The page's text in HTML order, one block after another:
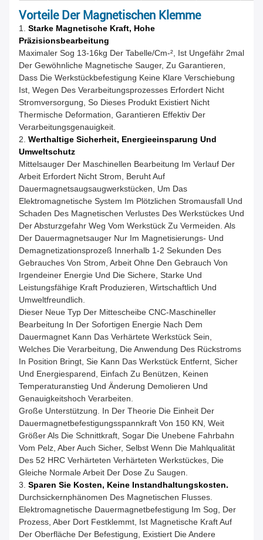
Vorteile Der Magnetischen Klemme
1. Starke Magnetische Kraft, Hohe
Präzisionsbearbeitung
Maximaler Sog 13-16kg Der Tabelle/cm-², Ist Ungefähr 2mal
Der Gewöhnliche Magnetische Sauger, Zu Garantieren,
Dass Die Werkstückbefestigung Keine Klare Verschiebung
Ist, Wegen Des Verarbeitungsprozesses Erfordert Nicht
Stromversorgung, So Dieses Produkt Existiert Nicht
Thermische Deformation, Garantieren Effektiv Der
Verarbeitungsgenauigkeit.
2. Werthaltige Sicherheit, Energieeinsparung Und
Umweltschutz
Mittelsauger Der Maschinellen Bearbeitung Im Verlauf Der
Arbeit Erfordert Nicht Strom, Beruht Auf
Dauermagnetsaugsaugwerkstücken, Um Das
Elektromagnetische System Im Plötzlichen Stromausfall Und
Schaden Des Magnetischen Verlustes Des Werkstückes Und
Der Absturzgefahr Weg Vom Werkstück Zu Vermeiden. Als
Der Dauermagnetsauger Nur Im Magnetisierungs- Und
Demagnetizationsprozeß Innerhalb 1-2 Sekunden Des
Gebrauches Von Strom, Arbeit Ohne Den Gebrauch Von
Irgendeiner Energie Und Die Sichere, Starke Und
Leistungsfähige Kraft Produzieren, Wirtschaftlich Und
Umweltfreundlich.
Dieser Neue Typ Der Mittescheibe CNC-Maschineller
Bearbeitung In Der Sofortigen Energie Nach Dem
Dauermagnet Kann Das Verhärtete Werkstück Sein,
Welches Die Verarbeitung, Die Anwendung Des Rückstroms
In Position Bringt, Sie Kann Das Werkstück Entfernt, Sicher
Und Energiesparend, Einfach Zu Benützen, Keinen
Temperaturanstieg Und Änderung Demolieren Und
Genauigkeitshoch Verarbeiten.
Große Unterstützung. In Der Theorie Die Einheit Der
Dauermagnetbefestigungsspannkraft Von 150 KN, Weit
Größer Als Die Schnittkraft, Sogar Die Unebene Fahrbahn
Vom Pelz, Aber Auch Sicher, Selbst Wenn Die Mahlqualität
Des 52 HRC Verhärteten Verhärteten Werkstückes, Die
Gleiche Normale Arbeit Der Dose Zu Saugen.
3. Sparen Sie Kosten, Keine Instandhaltungskosten.
Durchsickernphänomen Des Magnetischen Flusses.
Elektromagnetische Dauermagnetbefestigung Im Sog, Der
Prozess, Aber Dort Festklemmt, Ist Magnetische Kraft Auf
Der Oberfläche Der Befestigung, Existiert Die Andere